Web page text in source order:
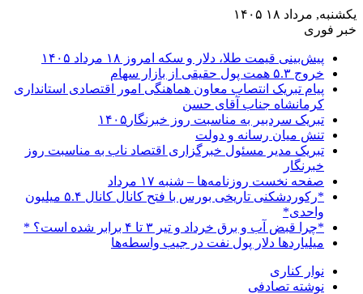
یکشنبه, مرداد ۱۸ ۱۴۰۵
خبر فوری
پیش‌بینی قیمت طلا، دلار و سکه امروز ۱۸ مرداد ۱۴۰۵
خروج ۵.۳ همت پول حقیقی از بازار سهام
پیام تبریک انتصاب معاون هماهنگی امور اقتصادی استانداری
کرمانشاه جناب آقای حسن
تبریک سردبیر به مناسبت روز خبرنگار۱۴۰۵
تنش میان رسانه و دولت
تبریک مدیر مسئول خبرگزاری اقتصاد ناب به مناسبت روز
خبرنگار
صفحه نخست روزنامه‌ها – شنبه ۱۷ مرداد
*رکوردشکنی تاریخی بورس با فتح کانال کانال ۵.۴ میلیون
واحدی*
*چرا قبض آب و برق خرداد و تیر ۳ تا ۴ برابر شده است؟ *
میلیاردها دلار پول نفت در جیب واسطه‌ها
نوار کناری
نوشته تصادفی